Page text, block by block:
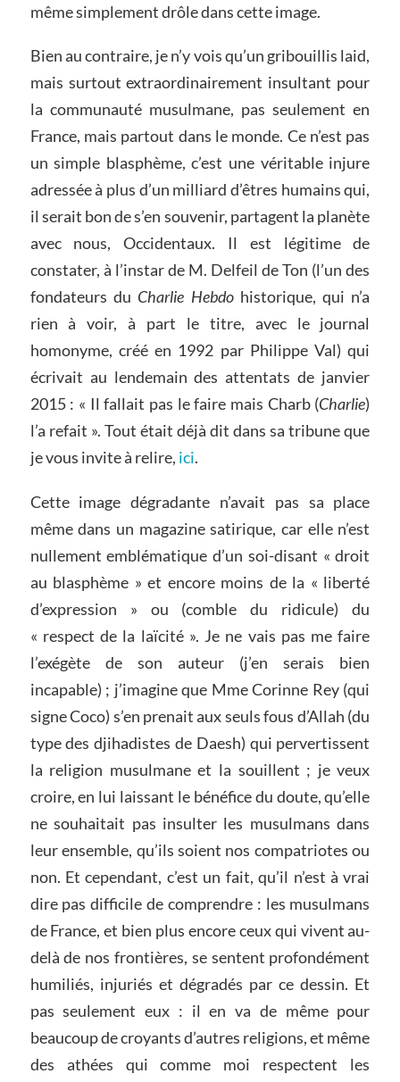
même simplement drôle dans cette image.
Bien au contraire, je n’y vois qu’un gribouillis laid,
mais surtout extraordinairement insultant pour
la communauté musulmane, pas seulement en
France, mais partout dans le monde. Ce n’est pas
un simple blasphème, c’est une véritable injure
adressée à plus d’un milliard d’êtres humains qui,
il serait bon de s’en souvenir, partagent la planète
avec nous, Occidentaux. Il est légitime de
constater, à l’instar de M. Delfeil de Ton (l’un des
fondateurs du Charlie Hebdohistorique, qui n’a
rien à voir, à part le titre, avec le journal
homonyme, créé en 1992 par Philippe Val) qui
écrivait au lendemain des attentats de janvier
2015 : « Il fallait pas le faire mais Charb (Charlie)
l’a refait ». Tout était déjà dit dans sa tribune que
je vous invite à relire, ici.
Cette image dégradante n’avait pas sa place
même dans un magazine satirique, car elle n’est
nullement emblématique d’un soi-disant « droit
au blasphème » et encore moins de la « liberté
d’expression » ou (comble du ridicule) du
« respect de la laïcité ». Je ne vais pas me faire
l’exégète de son auteur (j’en serais bien
incapable) ; j’imagine que Mme Corinne Rey (qui
signe Coco) s’en prenait aux seuls fous d’Allah (du
type des djihadistes de Daesh) qui pervertissent
la religion musulmane et la souillent ; je veux
croire, en lui laissant le bénéfice du doute, qu’elle
ne souhaitait pas insulter les musulmans dans
leur ensemble, qu’ils soient nos compatriotes ou
non. Et cependant, c’est un fait, qu’il n’est à vrai
dire pas difficile de comprendre : les musulmans
de France, et bien plus encore ceux qui vivent au-
delà de nos frontières, se sentent profondément
humiliés, injuriés et dégradés par ce dessin. Et
pas seulement eux : il en va de même pour
beaucoup de croyants d’autres religions, et même
des athées qui comme moi respectent les